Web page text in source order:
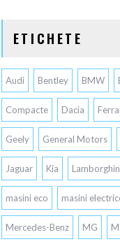
ETICHETE
Audi Bentley BMW
Compacte Dacia
Geely General Motors
Jaguar Kia
masini eco masini
Mercedes-Benz MG